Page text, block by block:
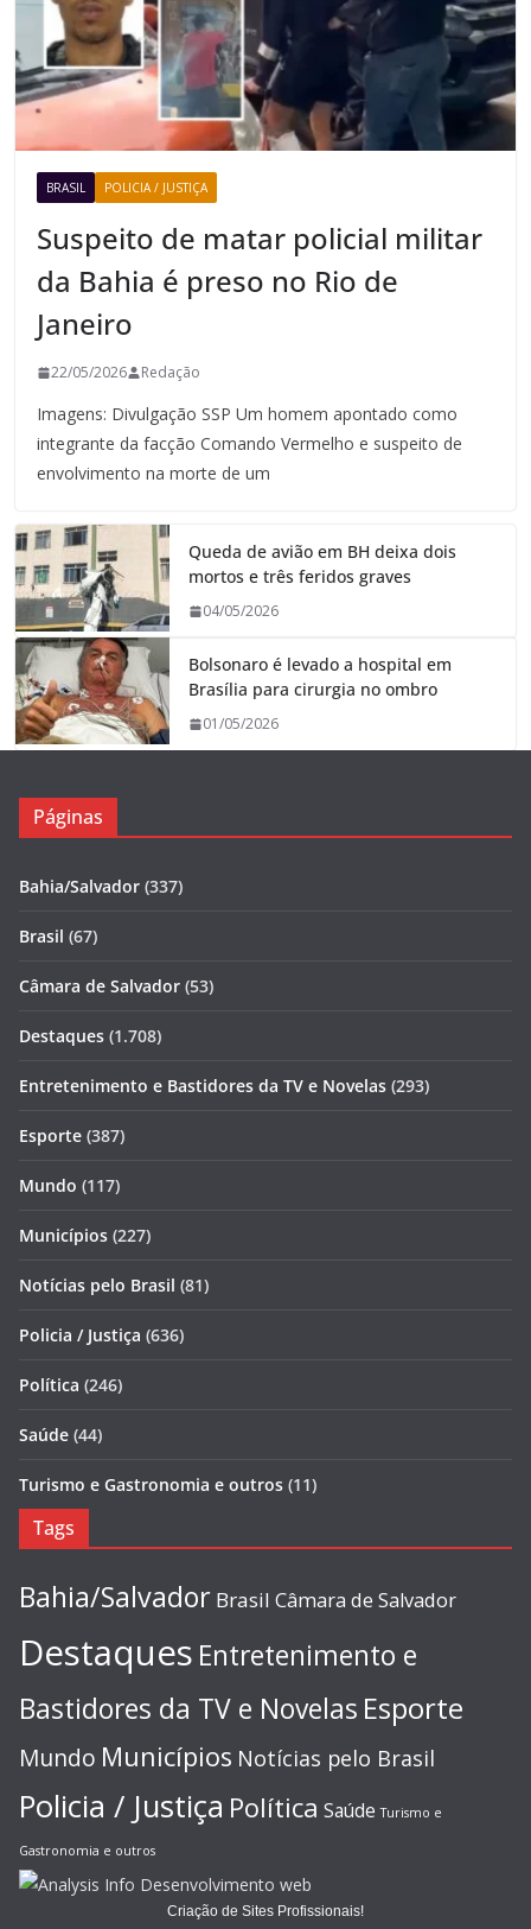
BRASIL POLICIA / JUSTIÇA
Suspeito de matar policial militar
da Bahia é preso no Rio de
Janeiro
22/05/2026 Redação
Imagens: Divulgação SSP Um homem apontado como
integrante da facção Comando Vermelho e suspeito de
envolvimento na morte de um
Queda de avião em BH deixa dois
mortos e três feridos graves
04/05/2026
Bolsonaro é levado a hospital em
Brasília para cirurgia no ombro
01/05/2026
Páginas
Bahia/Salvador (337)
Brasil (67)
Câmara de Salvador (53)
Destaques (1.708)
Entretenimento e Bastidores da TV e Novelas (293)
Esporte (387)
Mundo (117)
Municípios (227)
Notícias pelo Brasil (81)
Policia / Justiça (636)
Política (246)
Saúde (44)
Turismo e Gastronomia e outros (11)
Tags
Bahia/Salvador Brasil Câmara de Salvador
Destaques Entretenimento e
Bastidores da TV e Novelas Esporte
Mundo Municípios Notícias pelo Brasil
Policia / Justiça Política Saúde Turismo e
Gastronomia e outros
Criação de Sites Profissionais!